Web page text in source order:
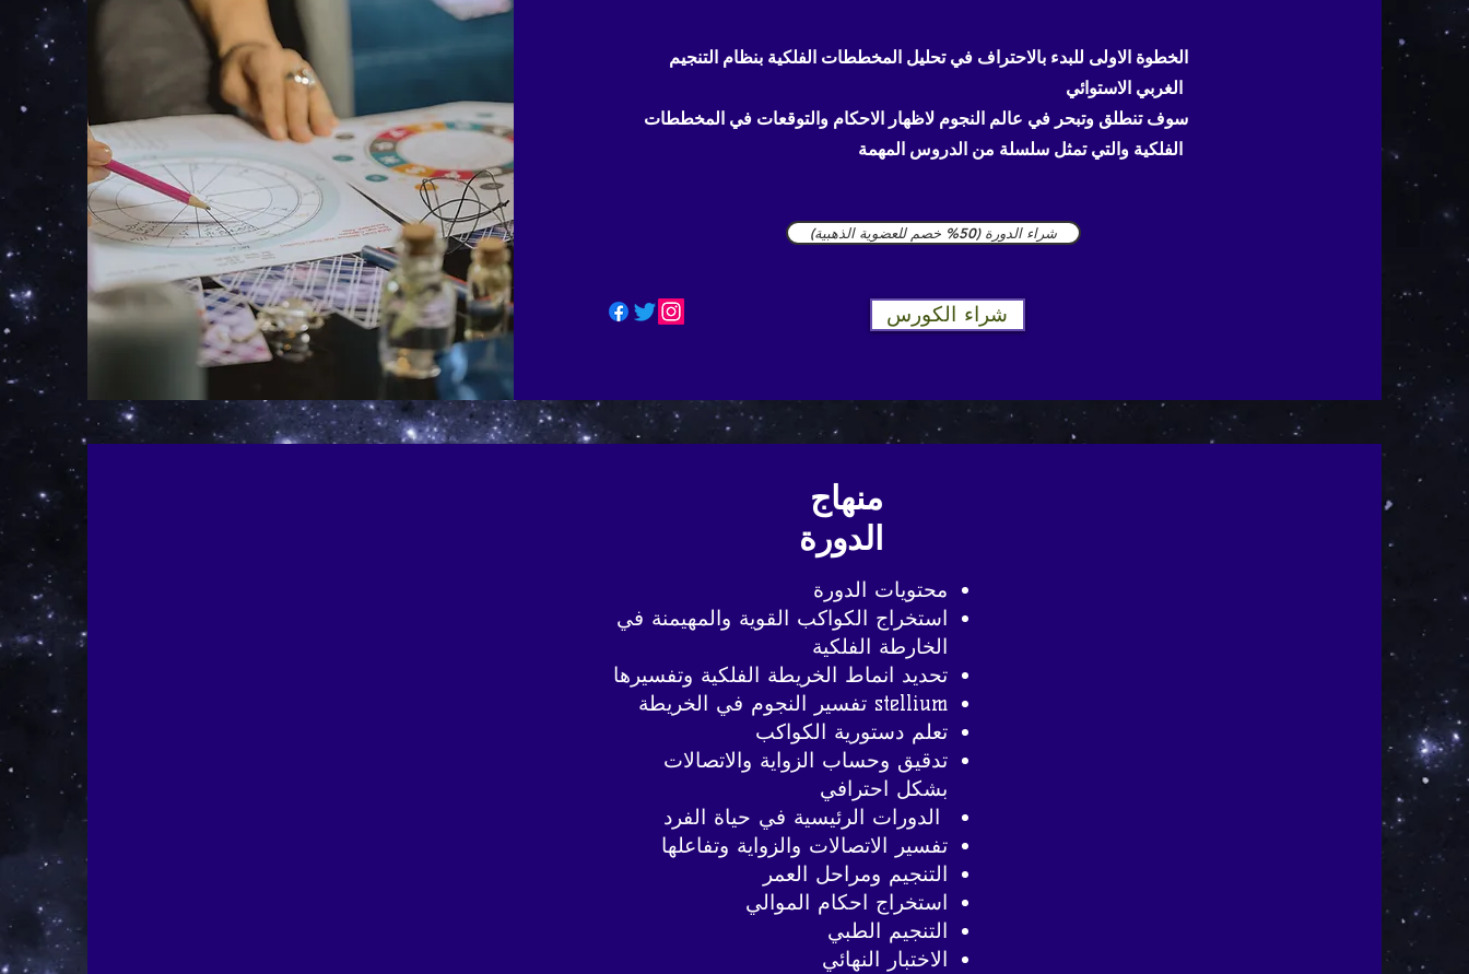
الغربي الاستوائي
سوف تنطلق وتبحر في عالم النجوم لاظهار الاحكام والتوقعات في المخططات
الفلكية والتي تمثل سلسلة من الدروس المهمة
شراء الدورة (50% خصم للعضوية الذهبية)
شراء الكورس
منهاج
الدورة
محتويات الدورة
استخراج الكواكب القوية والمهيمنة في
الخارطة الفلكية
تحديد انماط الخريطة الفلكية وتفسيرها
stellium تفسير النجوم في الخريطة
تعلم دستورية الكواكب
تدقيق وحساب الزواية والاتصالات
بشكل احترافي
الدورات الرئيسية في حياة الفرد
تفسير الاتصالات والزواية وتفاعلها
التنجيم ومراحل العمر
استخراج احكام الموالي
التنجيم الطبي
الاختبار النهائي